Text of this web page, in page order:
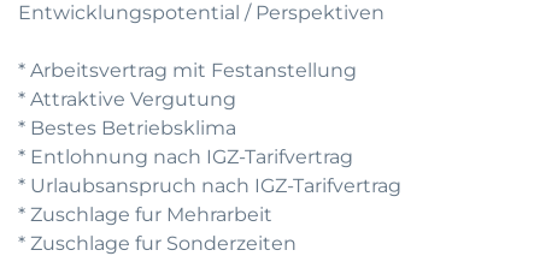
Entwicklungspotential / Perspektiven
* Arbeitsvertrag mit Festanstellung
* Attraktive Vergutung
* Bestes Betriebsklima
* Entlohnung nach IGZ-Tarifvertrag
* Urlaubsanspruch nach IGZ-Tarifvertrag
* Zuschlage fur Mehrarbeit
* Zuschlage fur Sonderzeiten